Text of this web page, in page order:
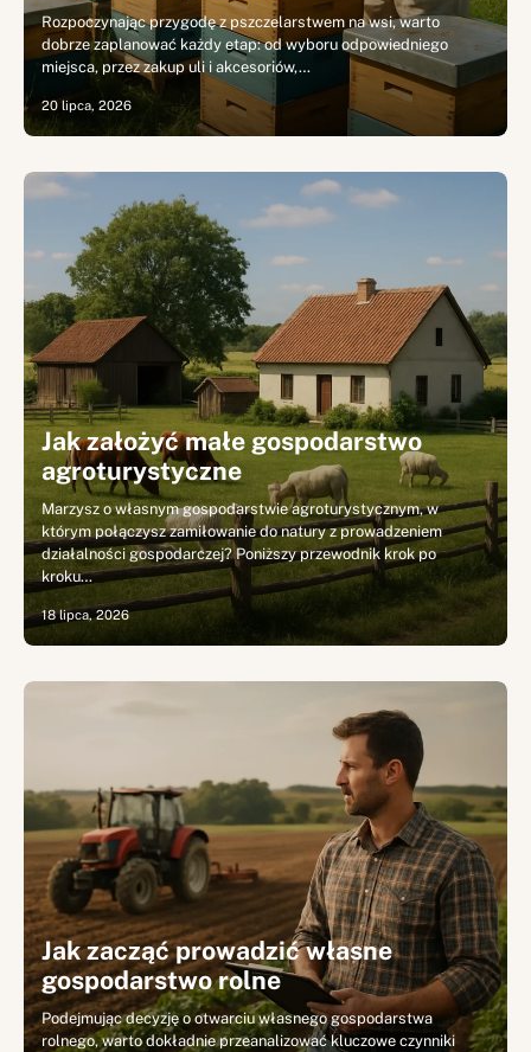
Rozpoczynając przygodę z pszczelarstwem na wsi, warto
dobrze zaplanować każdy etap: od wyboru odpowiedniego
miejsca, przez zakup uli i akcesoriów,…
20 lipca, 2026
Jak założyć małe gospodarstwo
agroturystyczne
Marzysz o własnym gospodarstwie agroturystycznym, w
którym połączysz zamiłowanie do natury z prowadzeniem
działalności gospodarczej? Poniższy przewodnik krok po
kroku…
18 lipca, 2026
Jak zacząć prowadzić własne
gospodarstwo rolne
Podejmując decyzję o otwarciu własnego gospodarstwa
rolnego, warto dokładnie przeanalizować kluczowe czynniki